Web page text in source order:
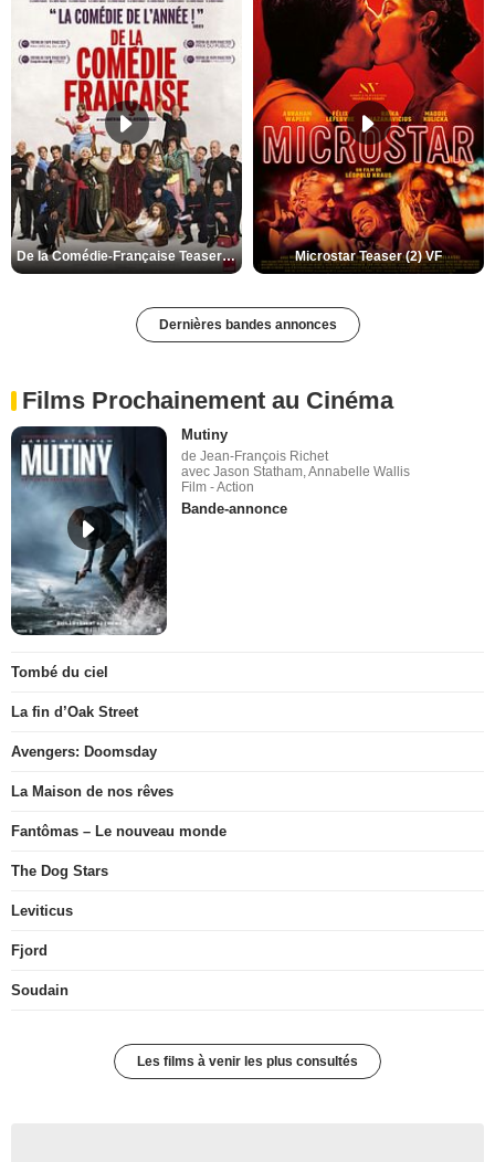
De la Comédie-Française Teaser (3) VF Microstar Teaser (2) VF
Dernières bandes annonces
Films Prochainement au Cinéma
Mutiny
de Jean-François Richet
avec Jason Statham, Annabelle Wallis
Film - Action
Bande-annonce
Tombé du ciel
La fin d’Oak Street
Avengers: Doomsday
La Maison de nos rêves
Fantômas – Le nouveau monde
The Dog Stars
Leviticus
Fjord
Soudain
Les films à venir les plus consultés